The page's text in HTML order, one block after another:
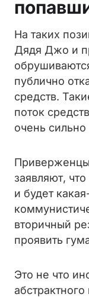
На таких
Дядя Джо и
публично
средств.
поток
очень
заявляют,
и будет
вторичный
проявить
Это не что